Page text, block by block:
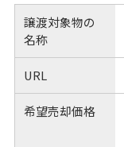
譲渡対象物の
名称
URL
希望売却価格